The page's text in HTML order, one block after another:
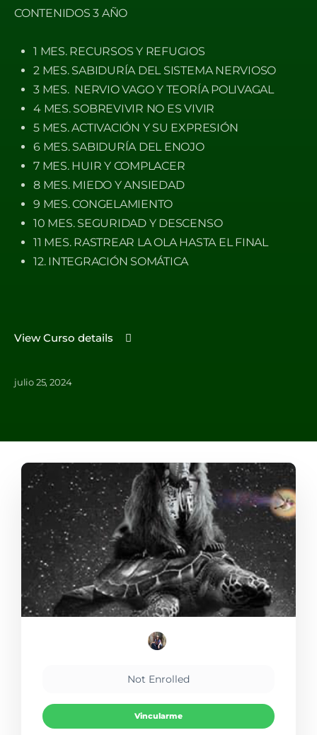
CONTENIDOS 3 AÑO
1 MES. RECURSOS Y REFUGIOS
2 MES. SABIDURÍA DEL SISTEMA NERVIOSO
3 MES. NERVIO VAGO Y TEORÍA POLIVAGAL
4 MES. SOBREVIVIR NO ES VIVIR
5 MES. ACTIVACIÓN Y SU EXPRESIÓN
6 MES. SABIDURÍA DEL ENOJO
7 MES. HUIR Y COMPLACER
8 MES. MIEDO Y ANSIEDAD
9 MES. CONGELAMIENTO
10 MES. SEGURIDAD Y DESCENSO
11 MES. RASTREAR LA OLA HASTA EL FINAL
12. INTEGRACIÓN SOMÁTICA
View Curso details
julio 25, 2024
Not Enrolled
Vincularme